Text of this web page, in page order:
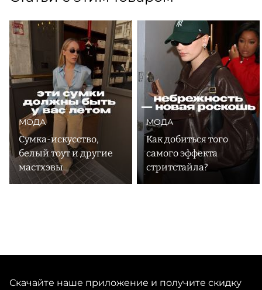
МОДА
Сумка-искусство,
белый тоут и другие
мастхэвы
МОДА
Как добиться того
самого эффекта
стритстайла?
Скачайте наше приложение и получите скидку